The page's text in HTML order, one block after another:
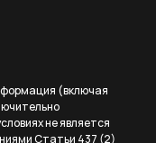
(включая
не является
Статьи 437 (2)